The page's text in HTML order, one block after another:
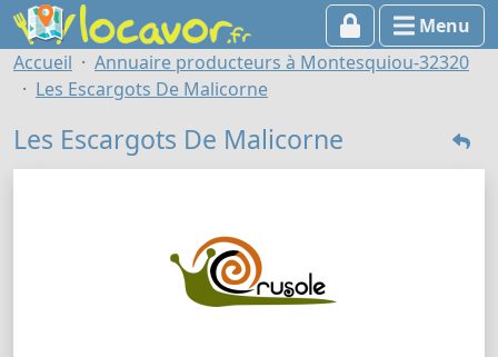
Menu
Accueil
Annuaire producteurs à Montesquiou-32320
Les Escargots De Malicorne
Les Escargots De Malicorne